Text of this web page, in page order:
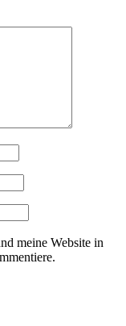
meine Website in